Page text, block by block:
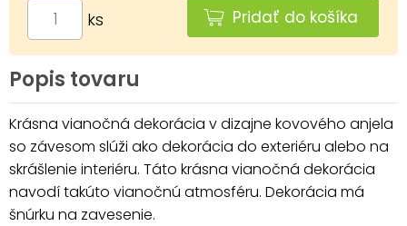
ks Pridať do košíka
Popis tovaru
Krásna vianočná dekorácia v dizajne kovového anjela
so závesom slúži ako dekorácia do exteriéru alebo na
skrášlenie interiéru. Táto krásna vianočná dekorácia
navodí takúto vianočnú atmosféru. Dekorácia má
šnúrku na zavesenie.